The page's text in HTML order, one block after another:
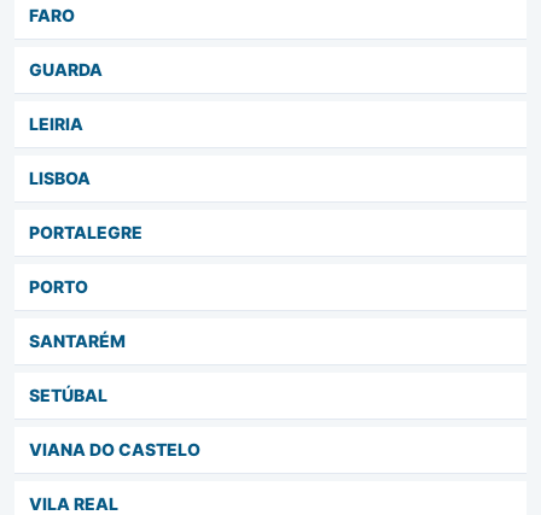
FARO
GUARDA
LEIRIA
LISBOA
PORTALEGRE
PORTO
SANTARÉM
SETÚBAL
VIANA DO CASTELO
VILA REAL